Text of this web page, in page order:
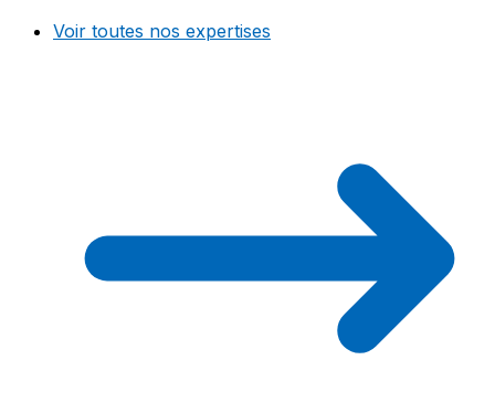
Voir toutes nos expertises